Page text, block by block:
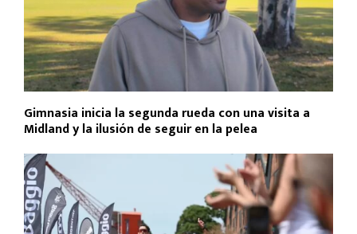
Gimnasia inicia la segunda rueda con una visita a
Midland y la ilusión de seguir en la pelea